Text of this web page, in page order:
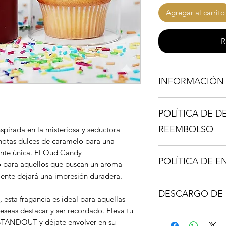
en la misteriosa y seductora
dulces de caramelo para una
única. El Oud Candy
aquellos que buscan un aroma
dejará una impresión duradera.
fragancia es ideal para aquellas
destacar y ser recordado. Eleva tu
y déjate envolver en su
Agregar al carrito
INFORMACIÓN
fragancia y deseas
una botella
Los Travel Spray
en las fotos, esto
el nombre de la
* Son fragrancias
POLÍTICA DE
REEMBOLSO
POLÍTICA DE
se puedan acceder
DESCARGO